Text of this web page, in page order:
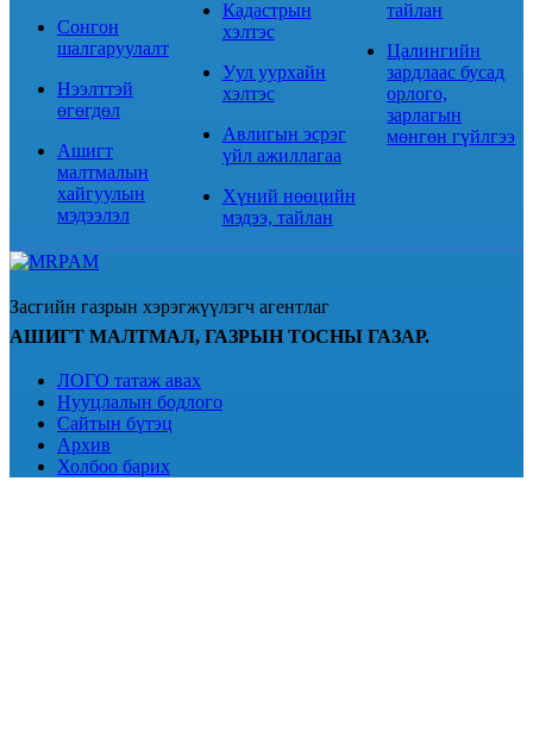
Сонгон
шалгаруулалт
Нээлттэй
өгөгдөл
Ашигт
малтмалын
хайгуулын
мэдээлэл
Кадастрын
хэлтэс
Уул уурхайн
хэлтэс
Авлигын эсрэг
үйл ажиллагаа
Хүний нөөцийн
мэдээ, тайлан
тайлан
Цалингийн
зардлаас бусад
орлого,
зарлагын
мөнгөн гүйлгээ
Засгийн газрын хэрэгжүүлэгч агентлаг
АШИГТ МАЛТМАЛ, ГАЗРЫН ТОСНЫ ГАЗАР.
ЛОГО татаж авах
Нууцлалын бодлого
Сайтын бүтэц
Архив
Холбоо барих